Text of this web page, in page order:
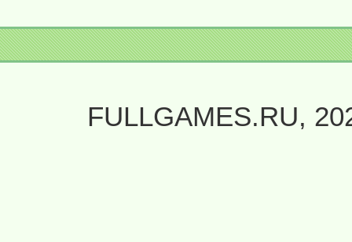
FULLGAMES.RU,